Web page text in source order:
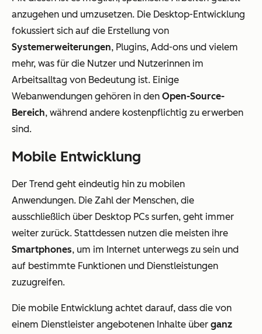
anzugehen und umzusetzen. Die Desktop-Entwicklung
fokussiert sich auf die Erstellung von
Systemerweiterungen, Plugins, Add-ons und vielem
mehr, was für die Nutzer und Nutzerinnen im
Arbeitsalltag von Bedeutung ist. Einige
Webanwendungen gehören in den Open-Source-
Bereich, während andere kostenpflichtig zu erwerben
sind.
Mobile Entwicklung
Der Trend geht eindeutig hin zu mobilen
Anwendungen. Die Zahl der Menschen, die
ausschließlich über Desktop PCs surfen, geht immer
weiter zurück. Stattdessen nutzen die meisten ihre
Smartphones, um im Internet unterwegs zu sein und
auf bestimmte Funktionen und Dienstleistungen
zuzugreifen.
Die mobile Entwicklung achtet darauf, dass die von
einem Dienstleister angebotenen Inhalte über ganz